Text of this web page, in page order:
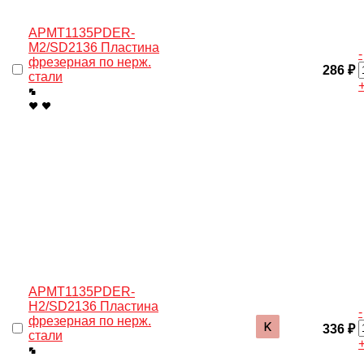
APMT1135PDER-
M2/SD2136 Пластина
фрезерная по нерж.
стали
286 ₽
-
APMT1135PDER-
Н2/SD2136 Пластина
фрезерная по нерж.
стали
336 ₽
-